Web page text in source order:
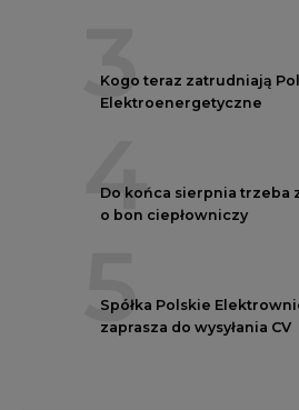
3
Kogo teraz zatrudniają
Elektroenergetyczne
4
Do końca sierpnia trzeba
o bon ciepłowniczy
5
Spółka Polskie
zaprasza do wysyłania CV